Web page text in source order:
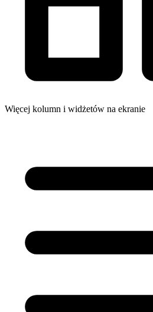
Więcej kolumn i widżetów na ekranie